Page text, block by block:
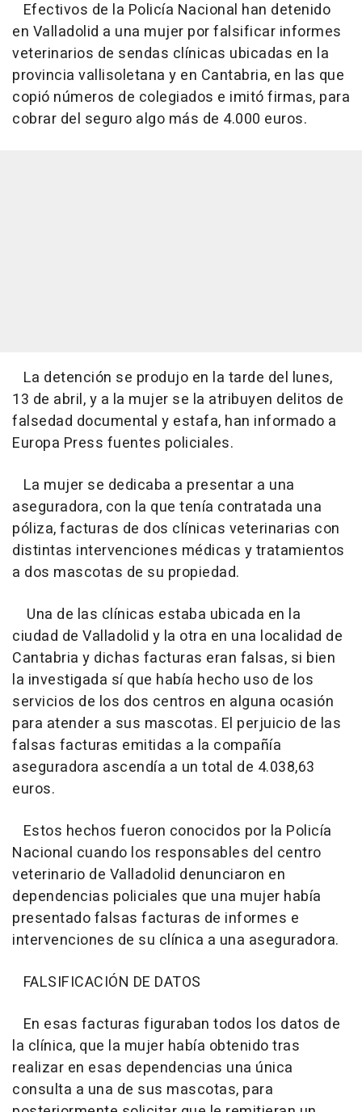
Efectivos de la Policía Nacional han detenido
en Valladolid a una mujer por falsificar informes
veterinarios de sendas clínicas ubicadas en la
provincia vallisoletana y en Cantabria, en las que
copió números de colegiados e imitó firmas, para
cobrar del seguro algo más de 4.000 euros.
La detención se produjo en la tarde del lunes,
13 de abril, y a la mujer se la atribuyen delitos de
falsedad documental y estafa, han informado a
Europa Press fuentes policiales.
La mujer se dedicaba a presentar a una
aseguradora, con la que tenía contratada una
póliza, facturas de dos clínicas veterinarias con
distintas intervenciones médicas y tratamientos
a dos mascotas de su propiedad.
Una de las clínicas estaba ubicada en la
ciudad de Valladolid y la otra en una localidad de
Cantabria y dichas facturas eran falsas, si bien
la investigada sí que había hecho uso de los
servicios de los dos centros en alguna ocasión
para atender a sus mascotas. El perjuicio de las
falsas facturas emitidas a la compañía
aseguradora ascendía a un total de 4.038,63
euros.
Estos hechos fueron conocidos por la Policía
Nacional cuando los responsables del centro
veterinario de Valladolid denunciaron en
dependencias policiales que una mujer había
presentado falsas facturas de informes e
intervenciones de su clínica a una aseguradora.
FALSIFICACIÓN DE DATOS
En esas facturas figuraban todos los datos de
la clínica, que la mujer había obtenido tras
realizar en esas dependencias una única
consulta a una de sus mascotas, para